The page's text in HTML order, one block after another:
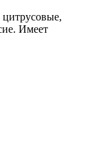
Имеет